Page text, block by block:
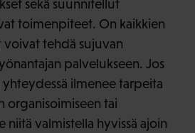
sekä suunnitellut
toimenpiteet. On kaikkien
tehdä sujuvan
palvelukseen. Jos
ilmenee tarpeita
organisoimiseen tai
niitä valmistella hyvissä ajoin